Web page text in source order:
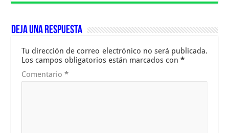
Deja una respuesta
Tu dirección de correo electrónico no será publicada.
Los campos obligatorios están marcados con*
Comentario*